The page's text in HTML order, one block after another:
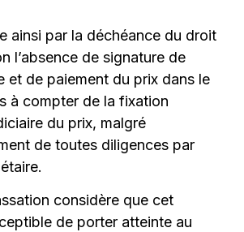
ainsi par la déchéance du droit
l’absence de signature de
et de paiement du prix dans le
à compter de la fixation
du prix, malgré
de toutes diligences par
considère que cet
de porter atteinte au